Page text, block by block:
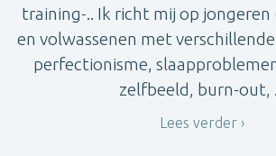
training-.. Ik richt mij op jongeren
en volwassenen met
perfectionisme,
zelfbeeld, burn-out,
Lees verder